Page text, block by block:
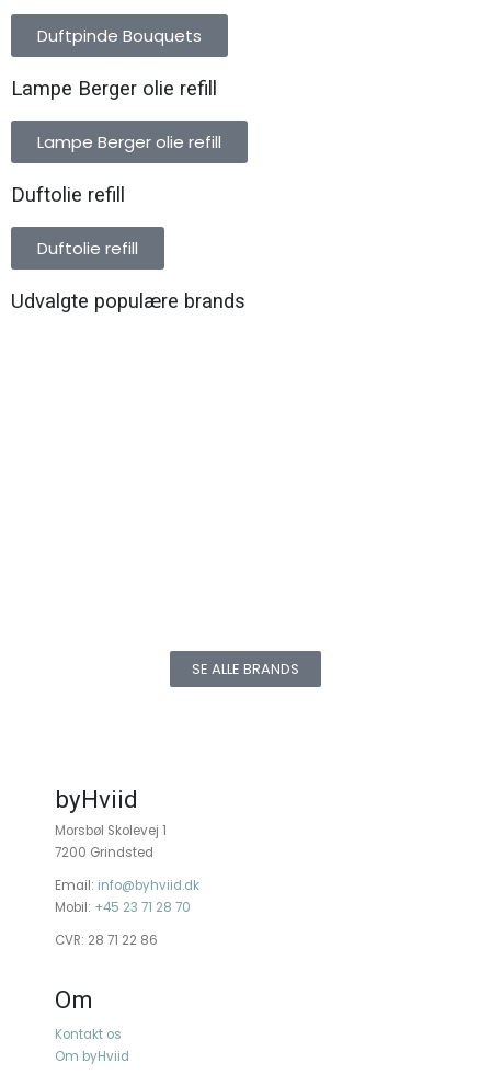
Duftpinde Bouquets
Lampe Berger olie refill
Lampe Berger olie refill
Duftolie refill
Duftolie refill
Udvalgte populære brands
SE ALLE BRANDS
byHviid
Morsbøl Skolevej 1
7200 Grindsted
Email: info@byhviid.dk
Mobil: +45 23 71 28 70
CVR: 28 71 22 86
Om
Kontakt os
Om byHviid